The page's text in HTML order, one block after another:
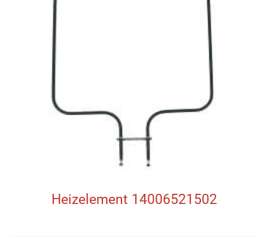
Heizelement 14006521502